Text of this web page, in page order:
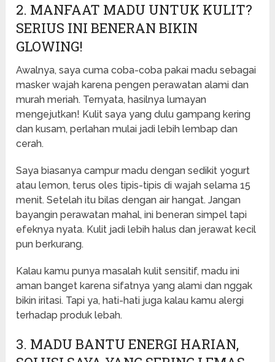
2. MANFAAT MADU UNTUK KULIT?
SERIUS INI BENERAN BIKIN
GLOWING!
Awalnya, saya cuma coba-coba pakai madu sebagai
masker wajah karena pengen perawatan alami dan
murah meriah. Ternyata, hasilnya lumayan
mengejutkan! Kulit saya yang dulu gampang kering
dan kusam, perlahan mulai jadi lebih lembap dan
cerah.
Saya biasanya campur madu dengan sedikit yogurt
atau lemon, terus oles tipis-tipis di wajah selama 15
menit. Setelah itu bilas dengan air hangat. Jangan
bayangin perawatan mahal, ini beneran simpel tapi
efeknya nyata. Kulit jadi lebih halus dan jerawat kecil
pun berkurang.
Kalau kamu punya masalah kulit sensitif, madu ini
aman banget karena sifatnya yang alami dan nggak
bikin iritasi. Tapi ya, hati-hati juga kalau kamu alergi
terhadap produk lebah.
3. MADU BANTU ENERGI HARIAN,